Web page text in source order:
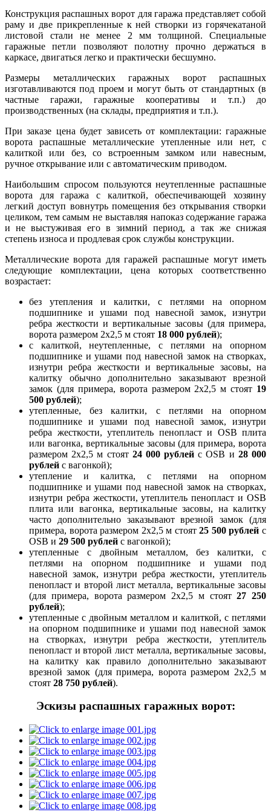
Конструкция распашных ворот для гаража представляет собой
раму и две прикрепленные к ней створки из горячекатаной
листовой стали не менее 2 мм толщиной. Специальные
гаражные петли позволяют полотну прочно держаться в
каркасе, двигаться легко и практически бесшумно.
Размеры металлических гаражных ворот распашных
изготавливаются под проем и могут быть от стандартных (в
частные гаражи, гаражные кооперативы и т.п.) до
производственных (на склады, предприятия и т.п.).
При заказе цена будет зависеть от комплектации: гаражные
ворота распашные металлические утепленные или нет, с
калиткой или без, со встроенным замком или навесным,
ручное открывание или с автоматическим приводом.
Наибольшим спросом пользуются неутепленные распашные
ворота для гаража с калиткой, обеспечивающей хозяину
легкий доступ вовнутрь помещения без открывания створки
целиком, тем самым не выставляя напоказ содержание гаража
и не выстуживая его в зимний период, а так же снижая
степень износа и продлевая срок службы конструкции.
Металлические ворота для гаражей распашные могут иметь
следующие комплектации, цена которых соответственно
возрастает:
без утепления и калитки, с петлями на опорном
подшипнике и ушами под навесной замок, изнутри
ребра жесткости и вертикальные засовы (для примера,
ворота размером 2х2,5 м стоят 18 000 рублей);
с калиткой, неутепленные, с петлями на опорном
подшипнике и ушами под навесной замок на створках,
изнутри ребра жесткости и вертикальные засовы, на
калитку обычно дополнительно заказывают врезной
замок (для примера, ворота размером 2х2,5 м стоят 19
500 рублей);
утепленные, без калитки, с петлями на опорном
подшипнике и ушами под навесной замок, изнутри
ребра жесткости, утеплитель пенопласт и OSB плита
или вагонка, вертикальные засовы (для примера, ворота
размером 2х2,5 м стоят24 000 рублей с OSB и 28 000
рублей с вагонкой);
утепление и калитка, с петлями на опорном
подшипнике и ушами под навесной замок на створках,
изнутри ребра жесткости, утеплитель пенопласт и OSB
плита или вагонка, вертикальные засовы, на калитку
часто дополнительно заказывают врезной замок (для
примера, ворота размером 2х2,5 м стоят25 500 рублей с
OSB и 29 500 рублей с вагонкой);
утепленные с двойным металлом, без калитки, с
петлями на опорном подшипнике и ушами под
навесной замок, изнутри ребра жесткости, утеплитель
пенопласт и второй лист металла, вертикальные засовы
(для примера, ворота размером 2х2,5 м стоят27 250
рублей);
утепленные с двойным металлом и калиткой, с петлями
на опорном подшипнике и ушами под навесной замок
на створках, изнутри ребра жесткости, утеплитель
пенопласт и второй лист металла, вертикальные засовы,
на калитку как правило дополнительно заказывают
врезной замок (для примера, ворота размером 2х2,5 м
стоят 28 750 рублей).
Эскизы распашных гаражных ворот: